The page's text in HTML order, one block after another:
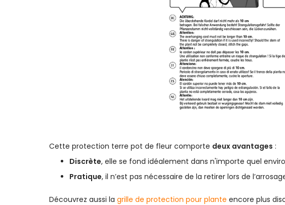
Cette protection terre pot de fleur comporte deux avantages :
Discrète, elle se fond idéalement dans n'importe quel
Pratique, il n’est pas nécessaire de la retirer lors de
Découvrez aussi la grille de protection pour plante encore plus